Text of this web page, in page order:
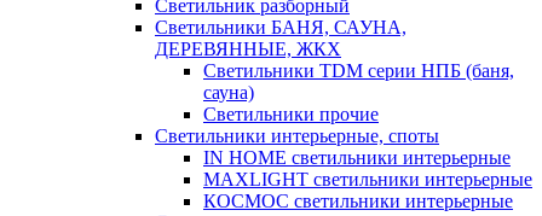
Светильник разборный
Светильники БАНЯ, САУНА,
ДЕРЕВЯННЫЕ, ЖКХ
Светильники TDM серии НПБ (баня,
сауна)
Светильники прочие
Светильники интерьерные, споты
IN HOME светильники интерьерные
MAXLIGHT светильники интерьерные
КОСМОС светильники интерьерные